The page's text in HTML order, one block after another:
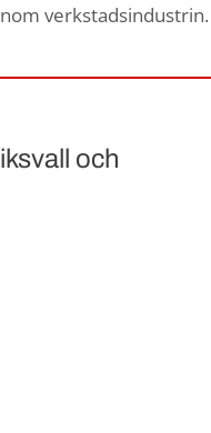
verkstadsindustrin.
och